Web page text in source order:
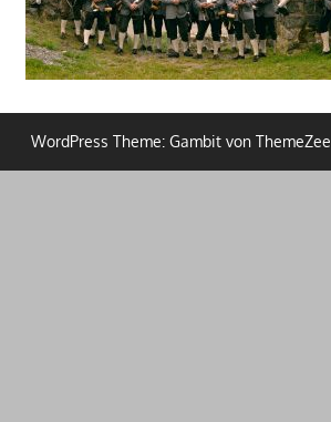
WordPress Theme: Gambit von ThemeZee.